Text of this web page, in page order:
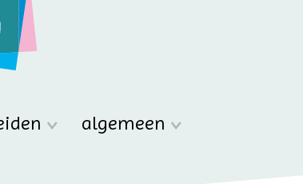
algemeen